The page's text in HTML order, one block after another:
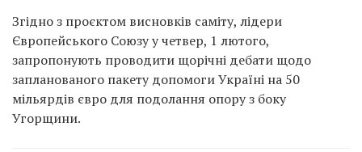
Згідно з проєктом висновків саміту, лідери
Європейського Союзу у четвер, 1 лютого,
запропонують проводити щорічні дебати щодо
запланованого пакету допомоги Україні на 50
мільярдів євро для подолання опору з боку
Угорщини.